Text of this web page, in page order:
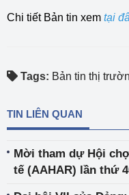
Chi tiết Bản tin xem tại
Tags: Bản tin thị
TIN LIÊN QUAN
Mời tham dự Hội
tế (AAHAR) lần thứ